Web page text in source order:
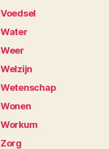
Voedsel
Water
Weer
Welzijn
Wetenschap
Wonen
Workum
Zorg